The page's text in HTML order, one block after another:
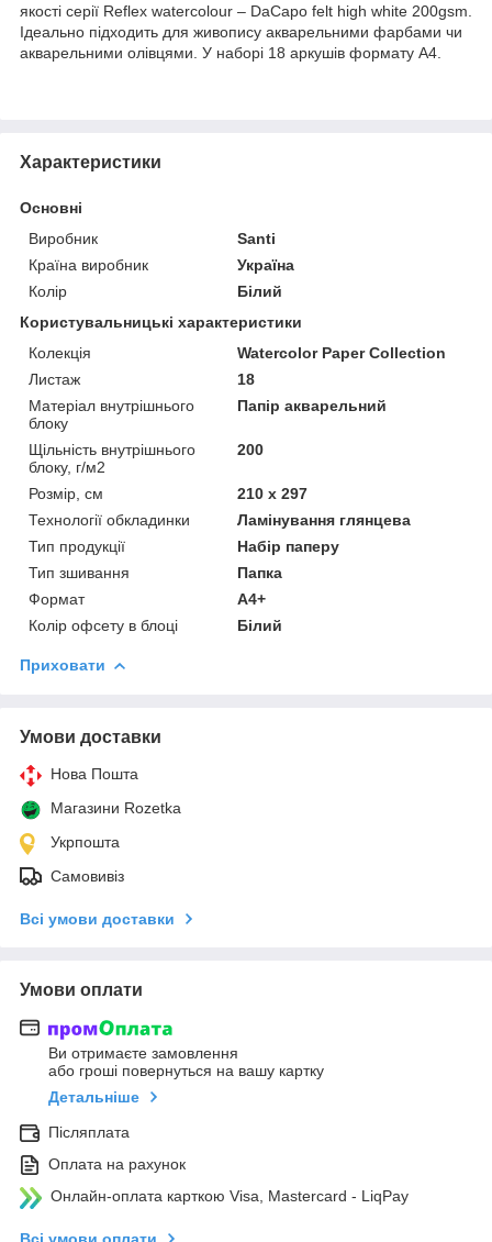
якості серії Reflex watercolour – DaCapo felt high white 200gsm.
Ідеально підходить для живопису акварельними фарбами чи
акварельними олівцями. У наборі 18 аркушів формату А4.
Характеристики
Основні
Виробник
Santi
Країна виробник
Україна
Колір
Білий
Користувальницькі характеристики
Колекція
Watercolor Paper Collection
Листаж
18
Матеріал внутрішнього
блоку
Папір акварельний
Щільність внутрішнього
блоку, г/м2
200
Розмір, см
210 х 297
Технології обкладинки
Ламінування глянцева
Тип продукції
Набір паперу
Тип зшивання
Папка
Формат
А4+
Колір офсету в блоці
Білий
Приховати
Умови доставки
Нова Пошта
Магазини Rozetka
Укрпошта
Самовивіз
Всі умови доставки
Умови оплати
Ви отримаєте замовлення
або гроші повернуться на вашу картку
Детальніше
Післяплата
Оплата на рахунок
Онлайн-оплата карткою Visa, Mastercard - LiqPay